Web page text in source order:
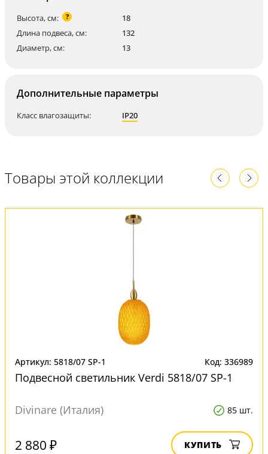
Высота, см: ?
18
Длина подвеса, см:
132
Диаметр, см:
13
Дополнительные параметры
Класс влагозащиты: IP20
Товары этой коллекции
Артикул: 5818/07 SP-1 Код: 336989
Подвесной светильник Verdi 5818/07 SP-1
Divinare (Италия) 85 шт.
2 880 ₽ КУПИТЬ